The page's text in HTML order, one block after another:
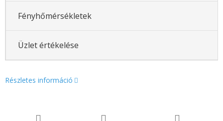
Fényhőmérsékletek
Üzlet értékelése
Részletes információ